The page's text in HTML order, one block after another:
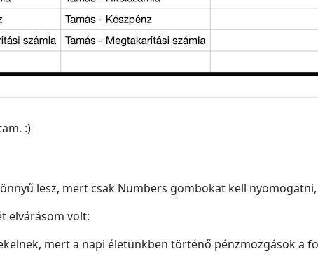
:)
lesz, mert csak Numbers gombokat kell
elvárásom volt:
mert a napi életünkben történő pénzmozgások a